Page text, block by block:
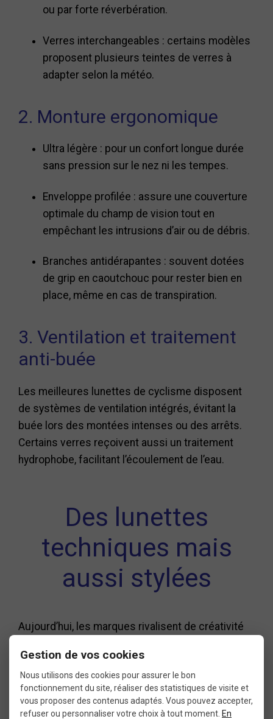
ou par forte réverbération.
Verres interchangeables : certains modèles
proposent plusieurs teintes de verres à
adapter selon la météo.
2. Monture ergonomique
Ultra légère : pour un confort longue durée
sans pression sur le nez ni les tempes.
Enveloppe profilée : assure une couverture
optimale du champ de vision tout en
empêchant les intrusions d’air ou de débris.
Branches antidérapantes : souvent dotées
de grip en caoutchouc pour rester bien en
place, même en cas de transpiration.
3. Ventilation et traitement
anti-buée
Les meilleures lunettes de cyclisme disposent
de systèmes de ventilation intégrés, évitant la
buée lors des montées intenses ou des arrêts.
Certains verres reçoivent aussi un traitement
hydrophobe, facilitant l’écoulement de l’eau.
Des lunettes
techniques mais
aussi stylées
Aujourd’hui, les marques rivalisent de créativité
et tendance. Teintes de verres miroir, montures
audacieuses, look futuriste ou plus sobre : il
existe une paire de lunettes de vélo pour chaque
style. Les modèles pour homme misent sur des
Gestion de vos cookies
Nous utilisons des cookies pour assurer le bon
fonctionnement du site, réaliser des statistiques de visite et
vous proposer des contenus adaptés. Vous pouvez accepter,
refuser ou personnaliser votre choix à tout moment. En